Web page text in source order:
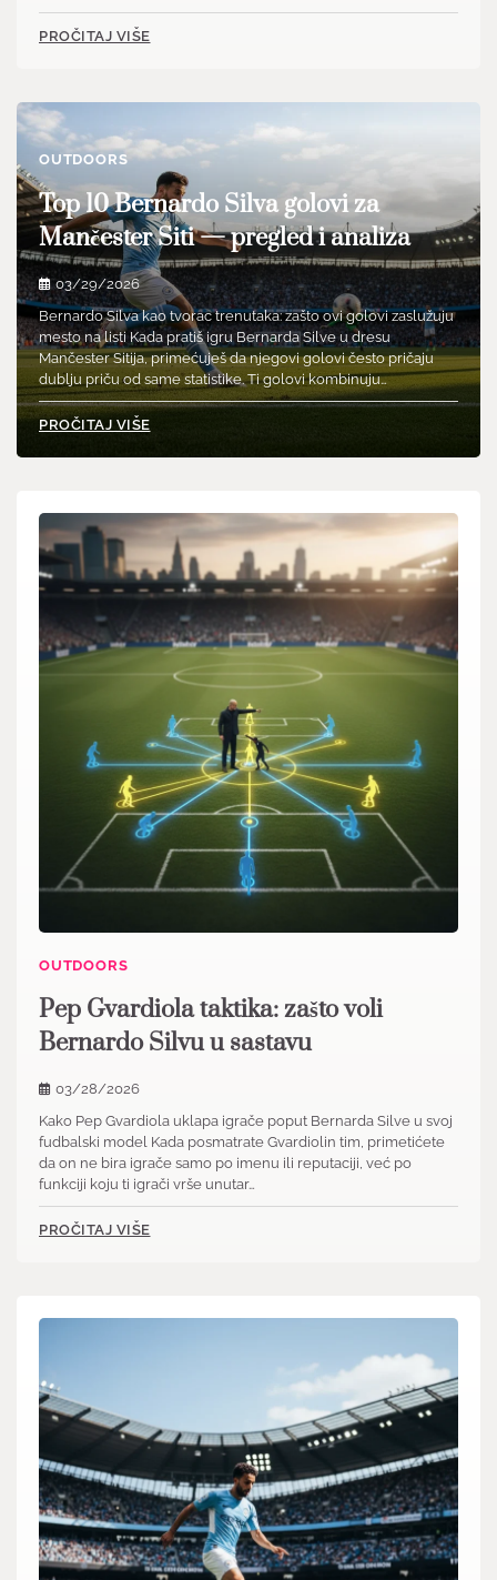
PROČITAJ VIŠE
OUTDOORS
Top 10 Bernardo Silva golovi za
Mančester Siti — pregled i analiza
03/29/2026
Bernardo Silva kao tvorac trenutaka: zašto ovi golovi zaslužuju
mesto na listi Kada pratiš igru Bernarda Silve u dresu
Mančester Sitija, primećuješ da njegovi golovi često pričaju
dublju priču od same statistike. Ti golovi kombinuju…
PROČITAJ VIŠE
OUTDOORS
Pep Gvardiola taktika: zašto voli
Bernardo Silvu u sastavu
03/28/2026
Kako Pep Gvardiola uklapa igrače poput Bernarda Silve u svoj
fudbalski model Kada posmatrate Gvardiolin tim, primetićete
da on ne bira igrače samo po imenu ili reputaciji, već po
funkciji koju ti igrači vrše unutar…
PROČITAJ VIŠE